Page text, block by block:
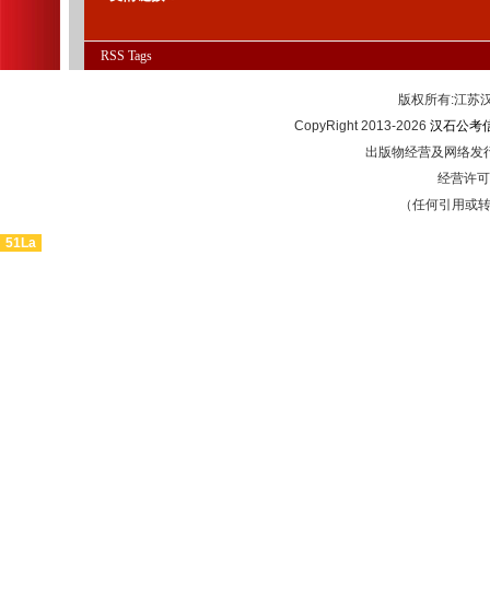
RSS Tags
版权所有:江
CopyRight 2013-2026 汉石公考
出版物经营及网络发
经营许
（任何引用或
51La